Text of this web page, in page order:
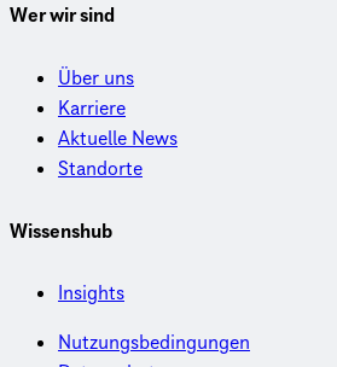
Wer wir sind
Über uns
Karriere
Aktuelle News
Standorte
Wissenshub
Insights
Nutzungsbedingungen